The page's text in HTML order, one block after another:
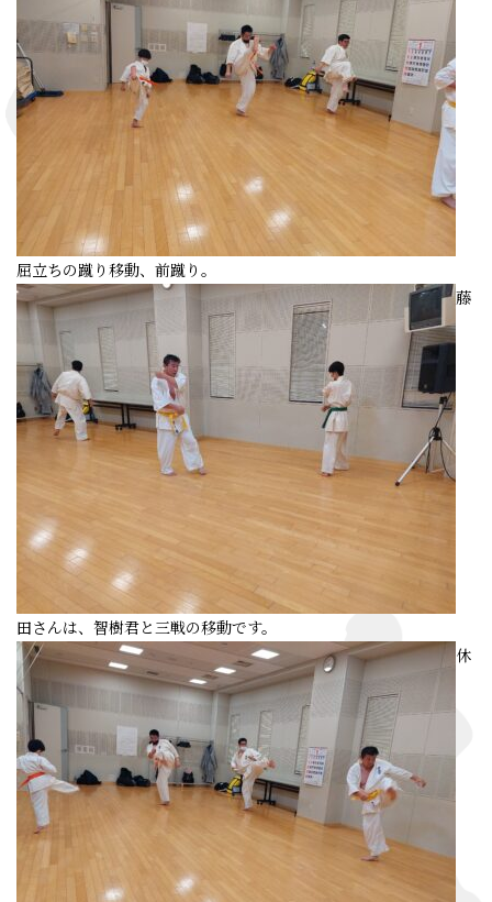
屈立ちの蹴り移動、前蹴り。
藤
田さんは、智樹君と三戦の移動です。
休